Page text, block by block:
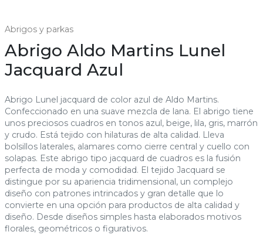
Abrigos y parkas
Abrigo Aldo Martins Lunel
Jacquard Azul
Abrigo Lunel jacquard de color azul de Aldo Martins.
Confeccionado en una suave mezcla de lana. El abrigo tiene
unos preciosos cuadros en tonos azul, beige, lila, gris, marrón
y crudo. Está tejido con hilaturas de alta calidad. Lleva
bolsillos laterales, alamares como cierre central y cuello con
solapas. Este abrigo tipo jacquard de cuadros es la fusión
perfecta de moda y comodidad. El tejido Jacquard se
distingue por su apariencia tridimensional, un complejo
diseño con patrones intrincados y gran detalle que lo
convierte en una opción para productos de alta calidad y
diseño. Desde diseños simples hasta elaborados motivos
florales, geométricos o figurativos.